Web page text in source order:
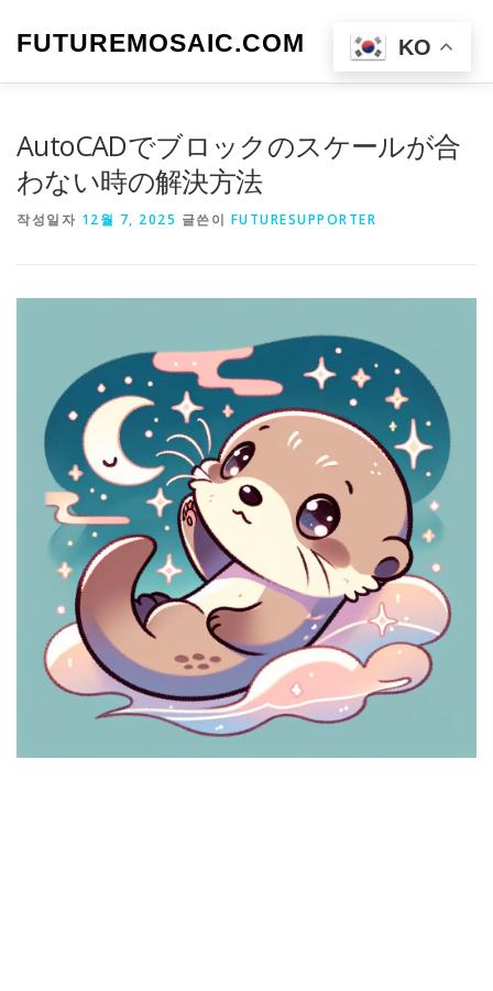
FUTUREMOSAIC.COM 메뉴
AutoCADでブロックのスケールが合
わない時の解決方法
작성일자 12월 7, 2025 글쓴이 FUTURESUPPORTER
KO